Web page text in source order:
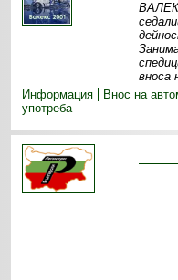
вноса
Информация
Внос на
употреба